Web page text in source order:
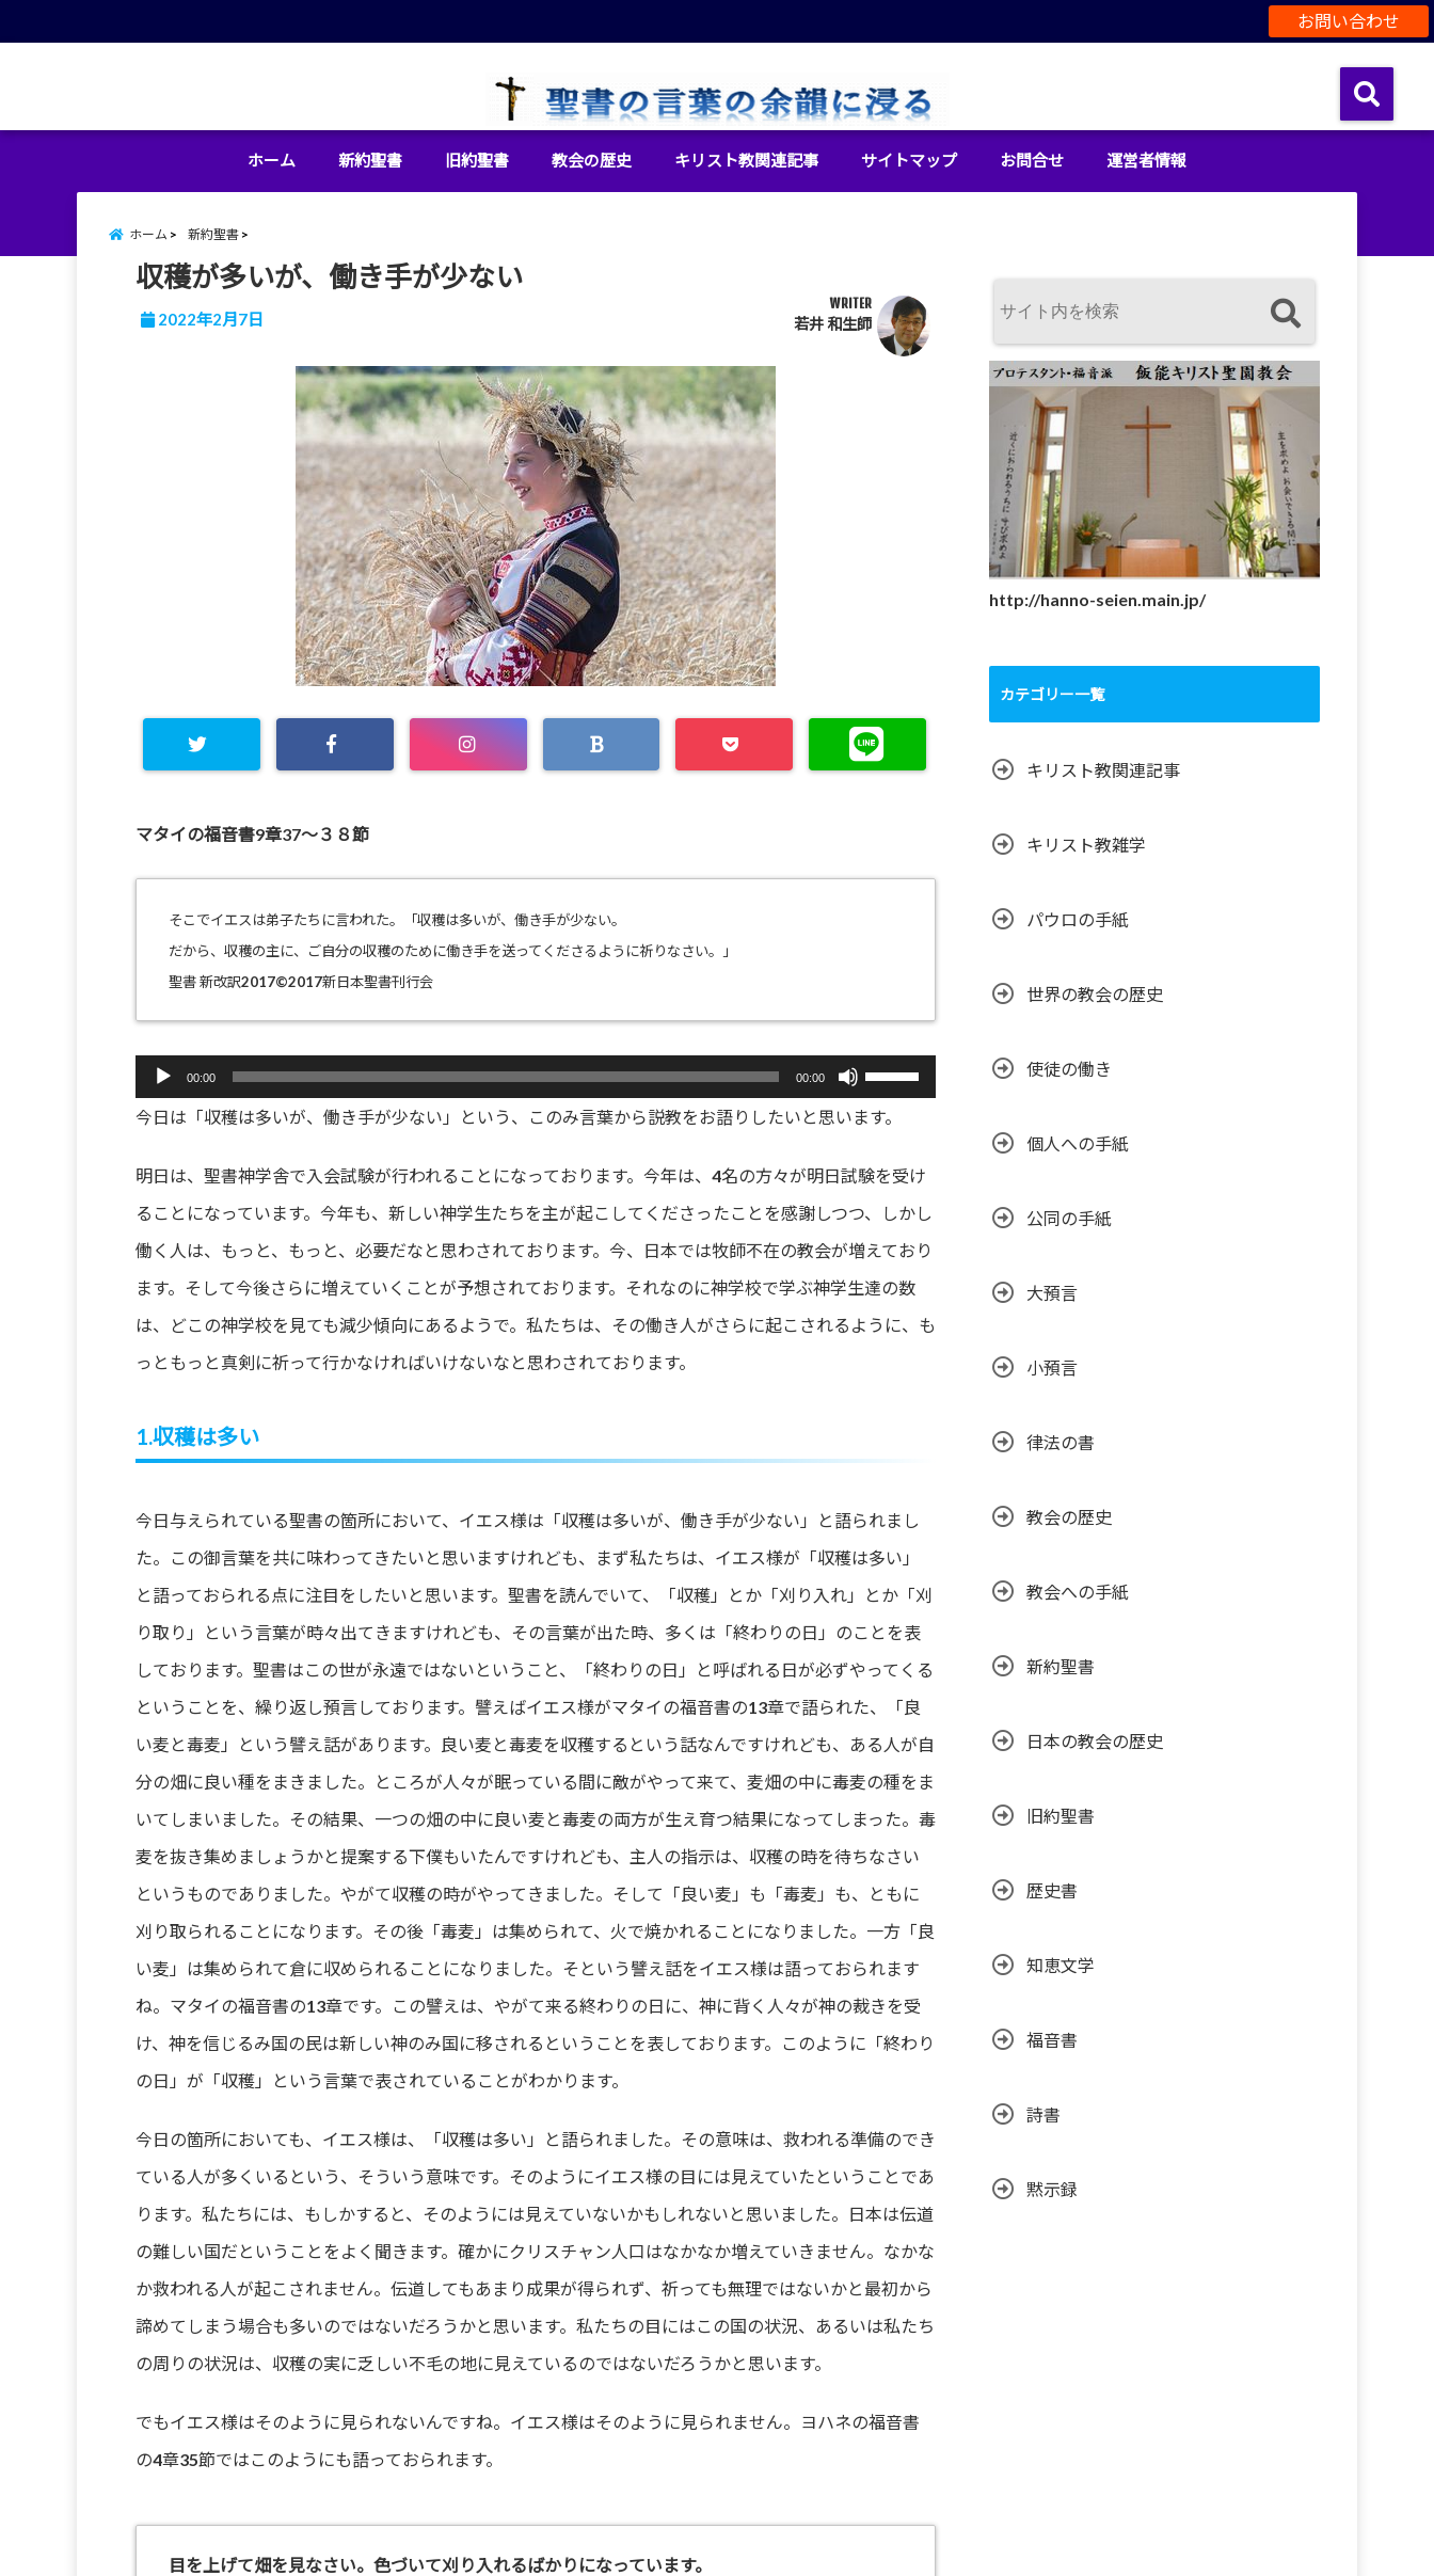
お問い合わせ
ホーム 新約聖書 旧約聖書 教会の歴史 キリスト教関連記事 サイトマップ お問合せ 運営者情報
ホーム 新約聖書
収穫が多いが、働き手が少ない
2022年2月7日
WRITER
若井 和生師
マタイの福音書9章37～３８節
そこでイエスは弟子たちに言われた。「収穫は多いが、 働き手が少ない。
だから、収穫の主に、
ご自分の収穫のために働き手を送ってくださるように祈りなさい。
」
聖書 新改訳2017©2017新日本聖書刊行会
声
プ
ー
ー
00:00 00:00
リ
ュ
調
に
は
下
印
だ
い。
今日は「収穫は多いが、働き手が少ない」という、このみ言葉から説教をお語りしたいと思います。
明日は、聖書神学舎で入会試験が行われることになっております。今年は、4名の方々が明日試験を受け
ることになっています。今年も、新しい神学生たちを主が起こしてくださったことを感謝しつつ、しかし
働く人は、もっと、もっと、必要だなと思わされております。今、日本では牧師不在の教会が増えており
ます。そして今後さらに増えていくことが予想されております。それなのに神学校で学ぶ神学生達の数
は、どこの神学校を見ても減少傾向にあるようで。私たちは、その働き人がさらに起こされるように、も
っともっと真剣に祈って行かなければいけないなと思わされております。
1.収穫は多い
今日与えられている聖書の箇所において、イエス様は「収穫は多いが、働き手が少ない」と語られまし
た。この御言葉を共に味わってきたいと思いますけれども、まず私たちは、イエス様が「収穫は多い」
と語っておられる点に注目をしたいと思います。聖書を読んでいて、「収穫」とか「刈り入れ」とか「刈
り取り」という言葉が時々出てきますけれども、その言葉が出た時、多くは「終わりの日」のことを表
しております。聖書はこの世が永遠ではないということ、「終わりの日」と呼ばれる日が必ずやってくる
ということを、繰り返し預言しております。譬えばイエス様がマタイの福音書の13章で語られた、「良
い麦と毒麦」という譬え話があります。良い麦と毒麦を収穫するという話なんですけれども、ある人が自
分の畑に良い種をまきました。ところが人々が眠っている間に敵がやって来て、麦畑の中に毒麦の種をま
いてしまいました。その結果、一つの畑の中に良い麦と毒麦の両方が生え育つ結果になってしまった。毒
麦を抜き集めましょうかと提案する下僕もいたんですけれども、主人の指示は、収穫の時を待ちなさい
というものでありました。やがて収穫の時がやってきました。そして「良い麦」も「毒麦」も、ともに
刈り取られることになります。その後「毒麦」は集められて、火で焼かれることになりました。一方「良
い麦」は集められて倉に収められることになりました。そという譬え話をイエス様は語っておられます
ね。マタイの福音書の13章です。この譬えは、やがて来る終わりの日に、神に背く人々が神の裁きを受
け、神を信じるみ国の民は新しい神のみ国に移されるということを表しております。このように「終わり
の日」が「収穫」という言葉で表されていることがわかります。
今日の箇所においても、イエス様は、「収穫は多い」と語られました。その意味は、救われる準備のでき
ている人が多くいるという、そういう意味です。そのようにイエス様の目には見えていたということであ
ります。私たちには、もしかすると、そのようには見えていないかもしれないと思いました。日本は伝道
の難しい国だということをよく聞きます。確かにクリスチャン人口はなかなか増えていきません。なかな
か救われる人が起こされません。伝道してもあまり成果が得られず、祈っても無理ではないかと最初から
諦めてしまう場合も多いのではないだろうかと思います。私たちの目にはこの国の状況、あるいは私たち
の周りの状況は、収穫の実に乏しい不毛の地に見えているのではないだろうかと思います。
でもイエス様はそのように見られないんですね。イエス様はそのように見られません。ヨハネの福音書
の4章35節ではこのようにも語っておられます。
目を上げて畑を見なさい。色づいて刈り入れるばかりになっています。
http://hanno-seien.main.jp/
カテゴリー一覧
キリスト教関連記事
キリスト教雑学
パウロの手紙
世界の教会の歴史
使徒の働き
個人への手紙
公同の手紙
大預言
小預言
律法の書
教会の歴史
教会への手紙
新約聖書
日本の教会の歴史
旧約聖書
歴史書
知恵文学
福音書
詩書
黙示録